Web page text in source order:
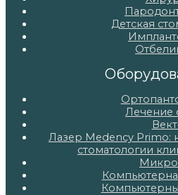
Детская
Лечение
Лазер Medency Primo:
стоматологии